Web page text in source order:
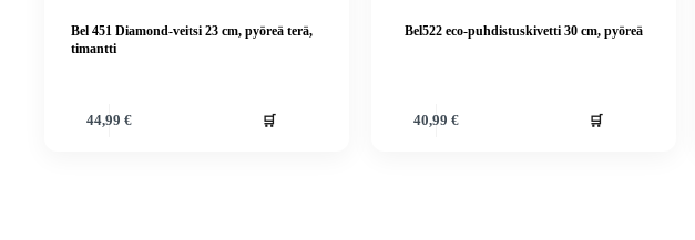
Bel 451 Diamond-veitsi 23 cm, pyöreä terä,
timantti
44,99€ 🛒
Bel522 eco-puhdistuskivetti 30 cm, pyöreä
40,99€ 🛒